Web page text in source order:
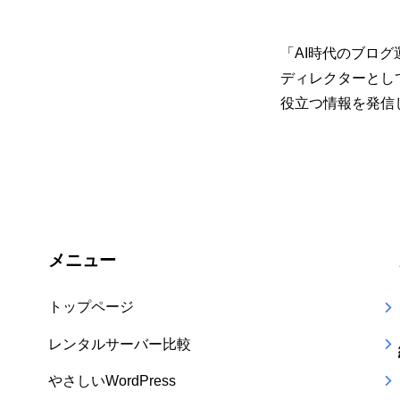
「AI時代のブロ
ディレクターと
役立つ情報を発信
メニュー
トップページ
レンタルサーバー比較
やさしいWordPress